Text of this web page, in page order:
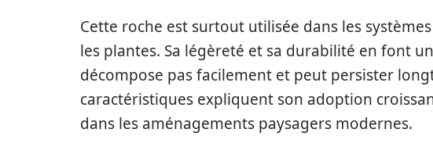
Cette roche est surtout utilisée dans les
les plantes. Sa légèreté et sa durabilité en font
décompose pas facilement et peut persister
caractéristiques expliquent son adoption
dans les aménagements paysagers modernes.